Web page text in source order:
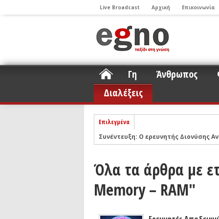
Live Broadcast Αρχική Επικοινωνία
Γη Άνθρωπος
Διαλέξεις
Επιλεγμένα
Συνέντευξη: Ο ερευνητής Διονύσης
Podcast: Συζήτηση με τον καθηγητή
Podcast: Ο Διονύσης Σιμόπουλος
Άρθρο με αφορμή το Nobel Φυσικής
Συνέντευξη: Το ελληνικό
Όλα τα άρθρα με
Memory – RAM"